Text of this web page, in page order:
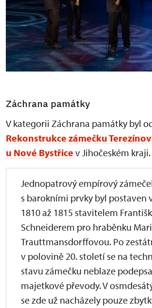
Záchrana památky
V kategorii Záchrana památky byl
Rekonstrukce zámečku
u Nové Bystřice v Jihočeském kraji.
Jednopatrový empírový
s barokními prvky byl postaven
1810 až 1815 stavitelem
Schneiderem pro hraběnku
Trauttmansdorffovou. Po
v polovině 20. století se na
stavu zámečku neblaze
majetkové převody. V
se zde už nacházely pouze